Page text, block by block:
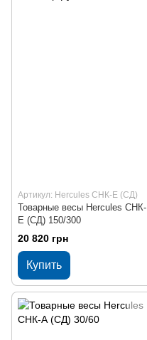
Артикул: Hercules СНК-Е (СД)
Товарные весы Hercules СНК-
Е (СД) 150/300
20 820 грн
Купить